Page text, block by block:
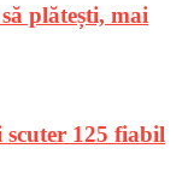
plătești, mai
scuter 125 fiabil